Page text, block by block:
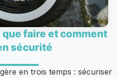
que faire et comment
sécurité
en trois temps : sécuriser